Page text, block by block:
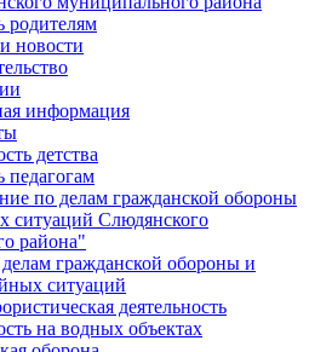
новости
информация
детства
по делам гражданской обороны
ситуаций Слюдянского
района"
гражданской обороны и
ситуаций
деятельность
на водных объектах